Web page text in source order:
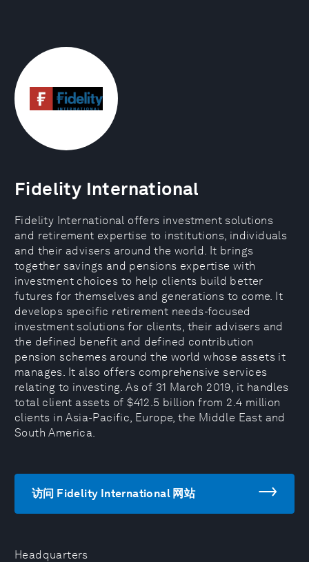
Headquarters
Fidelity International
Fidelity International offers investment solutions
and retirement expertise to institutions, individuals
and their advisers around the world. It brings
together savings and pensions expertise with
investment choices to help clients build better
futures for themselves and generations to come. It
develops specific retirement needs-focused
investment solutions for clients, their advisers and
the defined benefit and defined contribution
pension schemes around the world whose assets it
manages. It also offers comprehensive services
relating to investing. As of 31 March 2019, it handles
total client assets of $412.5 billion from 2.4 million
clients in Asia-Pacific, Europe, the Middle East and
South America.
访问 Fidelity International 网站